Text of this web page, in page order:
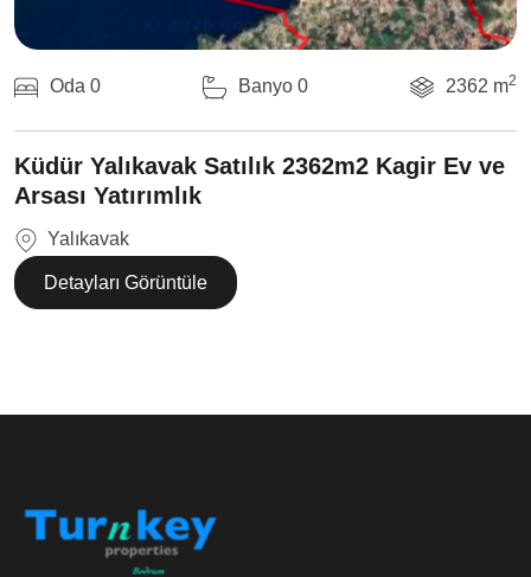
Oda 0 Banyo 0 2362 m2
Küdür Yalıkavak Satılık 2362m2 Kagir Ev ve
Arsası Yatırımlık
Yalıkavak
Detayları Görüntüle